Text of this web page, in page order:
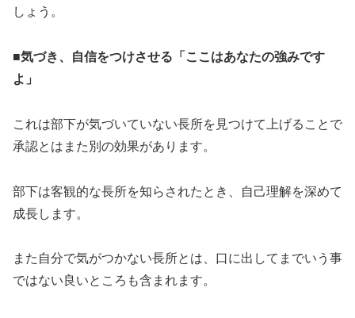
しょう。
■気づき、自信をつけさせる「ここはあなたの強みです
よ」
これは部下が気づいていない長所を見つけて上げることで
承認とはまた別の効果があります。
部下は客観的な長所を知らされたとき、自己理解を深めて
成長します。
また自分で気がつかない長所とは、口に出してまでいう事
ではない良いところも含まれます。